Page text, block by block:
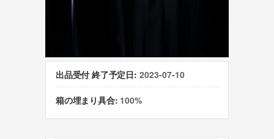
出品受付 終了予定日: 2023-07-10
箱の埋まり具合: 100%